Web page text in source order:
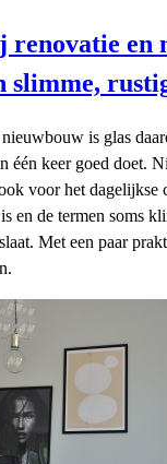
renovatie en
slimme,
is glas
één keer goed doet.
voor het dagelijkse
en de termen soms
Met een paar